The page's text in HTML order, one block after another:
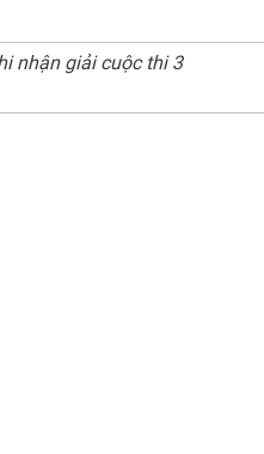
nhận giải cuộc thi 3